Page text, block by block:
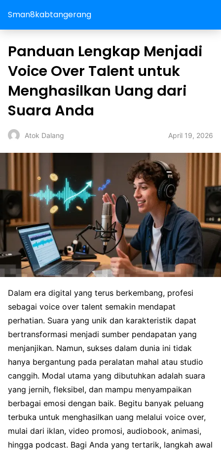
Sman8kabtangerang
Panduan Lengkap Menjadi
Voice Over Talent untuk
Menghasilkan Uang dari
Suara Anda
Atok Dalang April 19, 2026
Dalam era digital yang terus berkembang, profesi
sebagai voice over talent semakin mendapat
perhatian. Suara yang unik dan karakteristik dapat
bertransformasi menjadi sumber pendapatan yang
menjanjikan. Namun, sukses dalam dunia ini tidak
hanya bergantung pada peralatan mahal atau studio
canggih. Modal utama yang dibutuhkan adalah suara
yang jernih, fleksibel, dan mampu menyampaikan
berbagai emosi dengan baik. Begitu banyak peluang
terbuka untuk menghasilkan uang melalui voice over,
mulai dari iklan, video promosi, audiobook, animasi,
hingga podcast. Bagi Anda yang tertarik, langkah awal